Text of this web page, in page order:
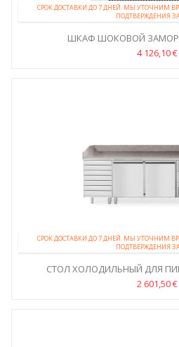
СРОК ДОСТАВКИ ДО 7 ДНЕЙ. МЫ УТОЧНИМ
ПОДТВЕРЖДЕНИЯ
ШКАФ ШОКОВОЙ
4 126,10 €
СРОК ДОСТАВКИ ДО 7 ДНЕЙ. МЫ УТОЧНИМ
ПОДТВЕРЖДЕНИЯ
СТОЛ ХОЛОДИЛЬНЫЙ ДЛЯ
2 601,50 €